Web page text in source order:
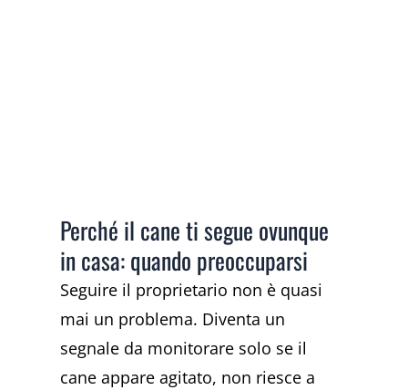
Perché il cane ti segue ovunque
in casa: quando preoccuparsi
Seguire il proprietario non è quasi
mai un problema. Diventa un
segnale da monitorare solo se il
cane appare agitato, non riesce a